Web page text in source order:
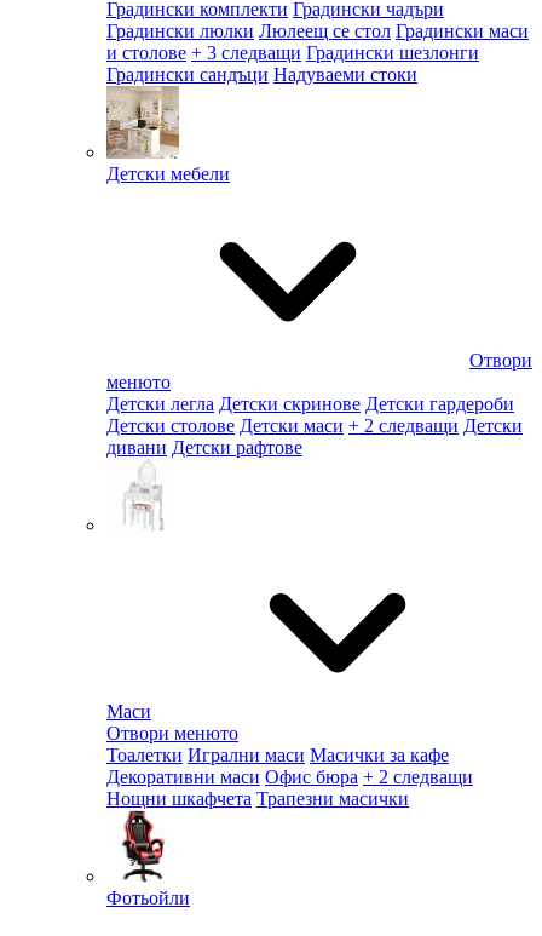
Градински комплекти Градински чадъри
Градински люлки Люлеещ се стол Градински маси
и столове + 3 следващи Градински шезлонги
Градински сандъци Надуваеми стоки
Детски мебели
Отвори
менюто
Детски легла Детски скринове Детски гардероби
Детски столове Детски маси + 2 следващи Детски
дивани Детски рафтове
Маси
Отвори менюто
Тоалетки Игрални маси Масички за кафе
Декоративни маси Офис бюра + 2 следващи
Нощни шкафчета Трапезни масички
Фотьойли